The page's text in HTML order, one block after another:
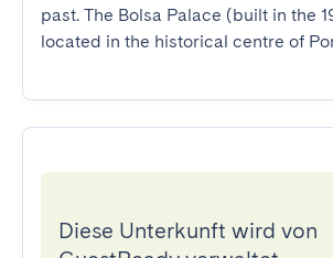
past. The Bolsa Palace (built in the
located in the historical centre of
Diese Unterkunft wird von